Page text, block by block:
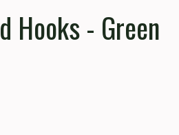
Hooks - Green